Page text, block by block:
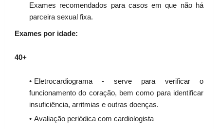
Exames recomendados para casos em que não há
parceira sexual fixa.
Exames por idade:
40+
Eletrocardiograma - serve para verificar o
funcionamento do coração, bem como para identificar
insuficiência, arritmias e outras doenças.
Avaliação periódica com cardiologista